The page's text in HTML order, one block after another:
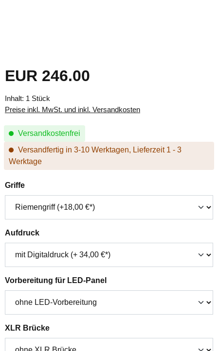
Regulärer Preis:
EUR 246.00
Inhalt: 1 Stück
Preise inkl. MwSt. und inkl. Versandkosten
Versandkostenfrei
Versandfertig in 3-10 Werktagen, Lieferzeit 1 - 3
Werktage
Griffeauswählen
Aufdruckauswählen
Vorbereitung für LED-Panelauswählen
XLR Brückeauswählen